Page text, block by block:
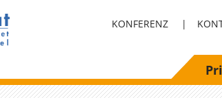
KONFERENZ |